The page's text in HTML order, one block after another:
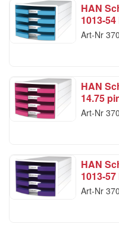
HAN
1013-
Art-Nr
HAN
14.75
Art-Nr
HAN
1013-
Art-Nr